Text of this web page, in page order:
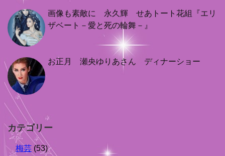
画像も素敵に 永久輝 せあトート花組『エリ
ザベート－愛と死の輪舞－』
お正月 瀬央ゆりあさん ディナーショー
カテゴリー
梅芸 (53)